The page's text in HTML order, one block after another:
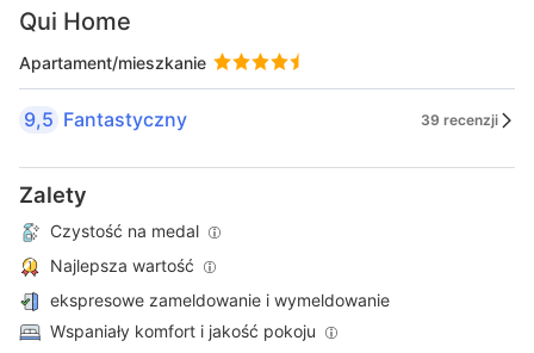
Qui Home
Apartament/mieszkanie
9,5 Fantastyczny 39 recenzji
Zalety
Czystość na medal
Najlepsza wartość
ekspresowe zameldowanie i wymeldowanie
Wspaniały komfort i jakość pokoju